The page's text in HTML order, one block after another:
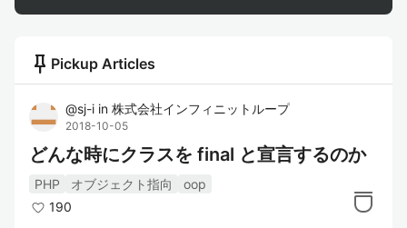
push_pin Pickup Articles
@sj-i in 株式会社インフィニットループ
2018-10-05
どんな時にクラスを final と宣言するのか
PHP オブジェクト指向
oop
190